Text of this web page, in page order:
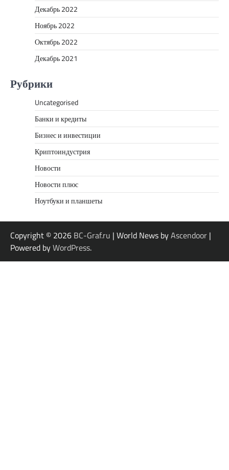
Декабрь 2022
Ноябрь 2022
Октябрь 2022
Декабрь 2021
Рубрики
Uncategorised
Банки и кредиты
Бизнес и инвестиции
Криптоиндустрия
Новости
Новости плюс
Ноутбуки и планшеты
Copyright © 2026 BC-Graf.ru | World News byAscendoor |
Powered byWordPress.